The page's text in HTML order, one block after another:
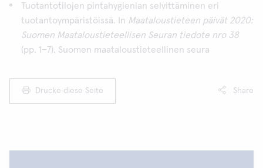
Tuotantotilojen pintahygienian selvittäminen eri
tuotantoympäristöissä. In Maataloustieteen päivät 2020:
Suomen Maataloustieteellisen Seuran tiedote nro 38
(pp. 1–7). Suomen maataloustieteellinen seura
Drucke diese Seite Share